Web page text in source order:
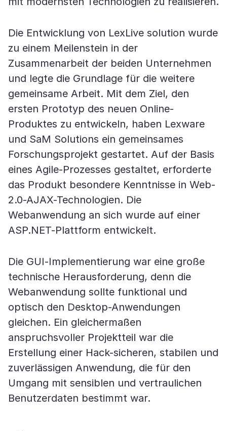
Die Entwicklung von LexLive solution wurde
zu einem Meilenstein in der
Zusammenarbeit der beiden Unternehmen
und legte die Grundlage für die weitere
gemeinsame Arbeit. Mit dem Ziel, den
ersten Prototyp des neuen Online-
Produktes zu entwickeln, haben Lexware
und SaM Solutions ein gemeinsames
Forschungsprojekt gestartet. Auf der Basis
eines Agile-Prozesses gestaltet, erforderte
das Produkt besondere Kenntnisse in Web-
2.0-AJAX-Technologien. Die
Webanwendung an sich wurde auf einer
ASP.NET-Plattform entwickelt.
Die GUI-Implementierung war eine große
technische Herausforderung, denn die
Webanwendung sollte funktional und
optisch den Desktop-Anwendungen
gleichen. Ein gleichermaßen
anspruchsvoller Projektteil war die
Erstellung einer Hack-sicheren, stabilen und
zuverlässigen Anwendung, die für den
Umgang mit sensiblen und vertraulichen
Benutzerdaten bestimmt war.